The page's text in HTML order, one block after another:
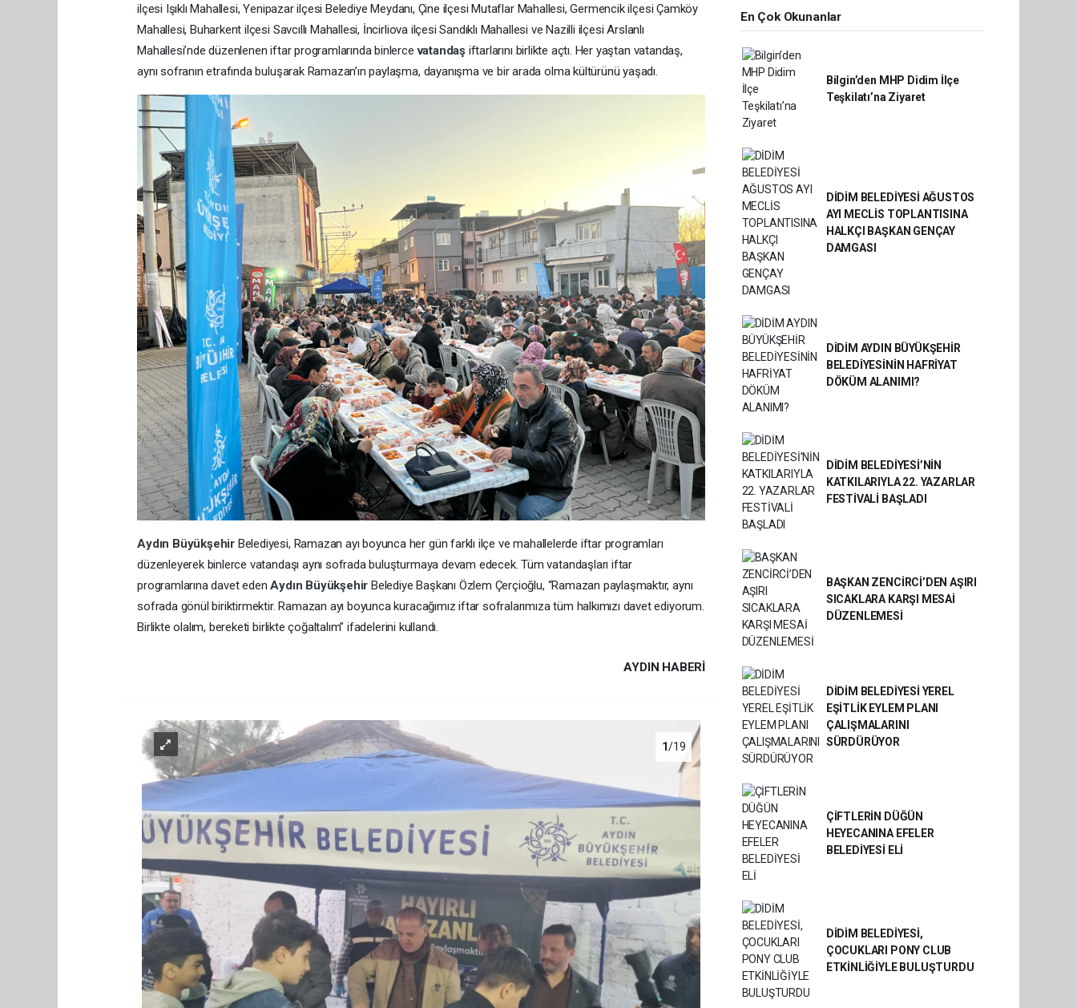
ilçesi Işıklı Mahallesi, Yenipazar ilçesi Belediye Meydanı, Çine ilçesi Mutaflar Mahallesi, Germencik ilçesi Çamköy
Mahallesi, Buharkent ilçesi Savcıllı Mahallesi, İncirliova ilçesi Sandıklı Mahallesi ve Nazilli ilçesi Arslanlı
Mahallesi’nde düzenlenen iftar programlarında binlercevatandaş iftarlarını birlikte açtı. Her yaştan vatandaş,
aynı sofranın etrafında buluşarak Ramazan’ın paylaşma, dayanışma ve bir arada olma kültürünü yaşadı.
Aydın Büyükşehir Belediyesi, Ramazan ayı boyunca her gün farklı ilçe ve mahallelerde iftar programları
düzenleyerek binlerce vatandaşı aynı sofrada buluşturmaya devam edecek. Tüm vatandaşları iftar
programlarına davet edenAydın Büyükşehir Belediye Başkanı Özlem Çerçioğlu, “Ramazan paylaşmaktır, aynı
sofrada gönül biriktirmektir. Ramazan ayı boyunca kuracağımız iftar sofralarımıza tüm halkımızı davet ediyorum.
Birlikte olalım, bereketi birlikte çoğaltalım” ifadelerini kullandı.
AYDIN HABERİ
1/19
En Çok Okunanlar
Bilgin’den MHP Didim İlçe
Teşkilatı’na Ziyaret
DİDİM BELEDİYESİ AĞUSTOS
AYI MECLİS TOPLANTISINA
HALKÇI BAŞKAN GENÇAY
DAMGASI
DİDİM AYDIN BÜYÜKŞEHİR
BELEDİYESİNİN HAFRİYAT
DÖKÜM ALANIMI?
DİDİM BELEDİYESİ’NİN
KATKILARIYLA 22. YAZARLAR
FESTİVALİ BAŞLADI
BAŞKAN ZENCİRCİ’DEN AŞIRI
SICAKLARA KARŞI MESAİ
DÜZENLEMESİ
DİDİM BELEDİYESİ YEREL
EŞİTLİK EYLEM PLANI
ÇALIŞMALARINI
SÜRDÜRÜYOR
ÇİFTLERİN DÜĞÜN
HEYECANINA EFELER
BELEDİYESİ ELİ
DİDİM BELEDİYESİ,
ÇOCUKLARI PONY CLUB
ETKİNLİĞİYLE BULUŞTURDU